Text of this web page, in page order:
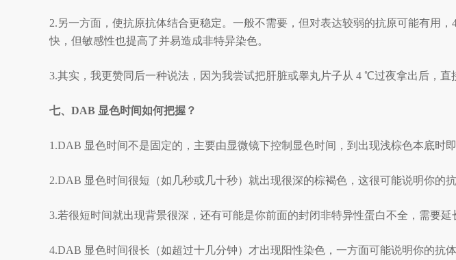
2.另一方面，使抗原抗体结合更稳定。一般不需要，但对表达较弱的抗原可能有用，
快，但敏感性也提高了并易造成非特异染色。
3.其实，我更赞同后一种说法，因为我尝试把肝脏或睾丸片子从 4 ℃过夜拿出后，直
七、 DAB 显色时间如何把握？
1.DAB 显色时间不是固定的，主要由显微镜下控制显色时间，到出现浅棕色本底时即
2.DAB 显色时间很短（如几秒或几十秒）就出现很深的棕褐色，这很可能说明你的
3.若很短时间就出现背景很深，还有可能是你前面的封闭非特异性蛋白不全，需要延
4.DAB 显色时间很长（如超过十几分钟）才出现阳性染色，一方面可能说明你的抗